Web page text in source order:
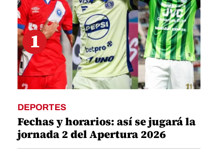
Fechas y horarios: así se jugará la
jornada 2 del Apertura 2026
2 DEPORTES
Mundial 2026: Marathón
tendrá un futbolista en la Copa
del Mundo
3 DEPORTES
Comunicado del Real Madrid
tras muerte de Jorge Messi,